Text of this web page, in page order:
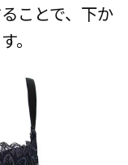
ことで、下か
。